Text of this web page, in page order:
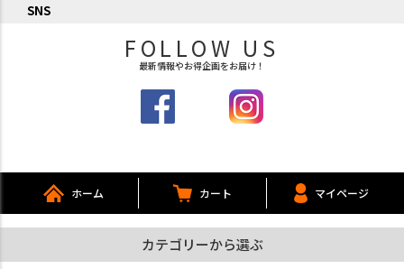
SNS
FOLLOW US
最新情報やお得企画をお届け！
ホーム カート マイページ
カテゴリーから選ぶ